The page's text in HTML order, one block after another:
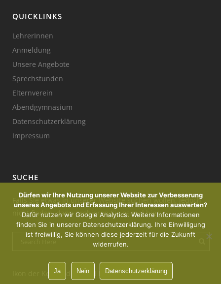
QUICKLINKS
LehrerInnen
Anmeldung
Unsere Angebote
Sprechstunden
Elternverein
Abendgymnasium
Datenschutzerklärung
Impressum
SUCHE
Falls Sie etwas in unserer Website suchen wollen, jedoch
nicht finden, dann probieren Sie es mal hier:
Ikon der Kerze : designed by Freepik
Dürfen wir Ihre Nutzung unserer Website zur Verbesserung
unseres Angebots und Erfassung Ihrer Interessen auswerten?
Dafür nutzen wir Google Analytics. Weitere Informationen
finden Sie in unserer Datenschutzerklärung. Ihre Einwilligung
ist freiwillig, Sie können diese jederzeit für die Zukunft
widerrufen.
Ja Nein Datenschutzerklärung